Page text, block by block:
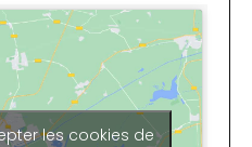
les cookies de